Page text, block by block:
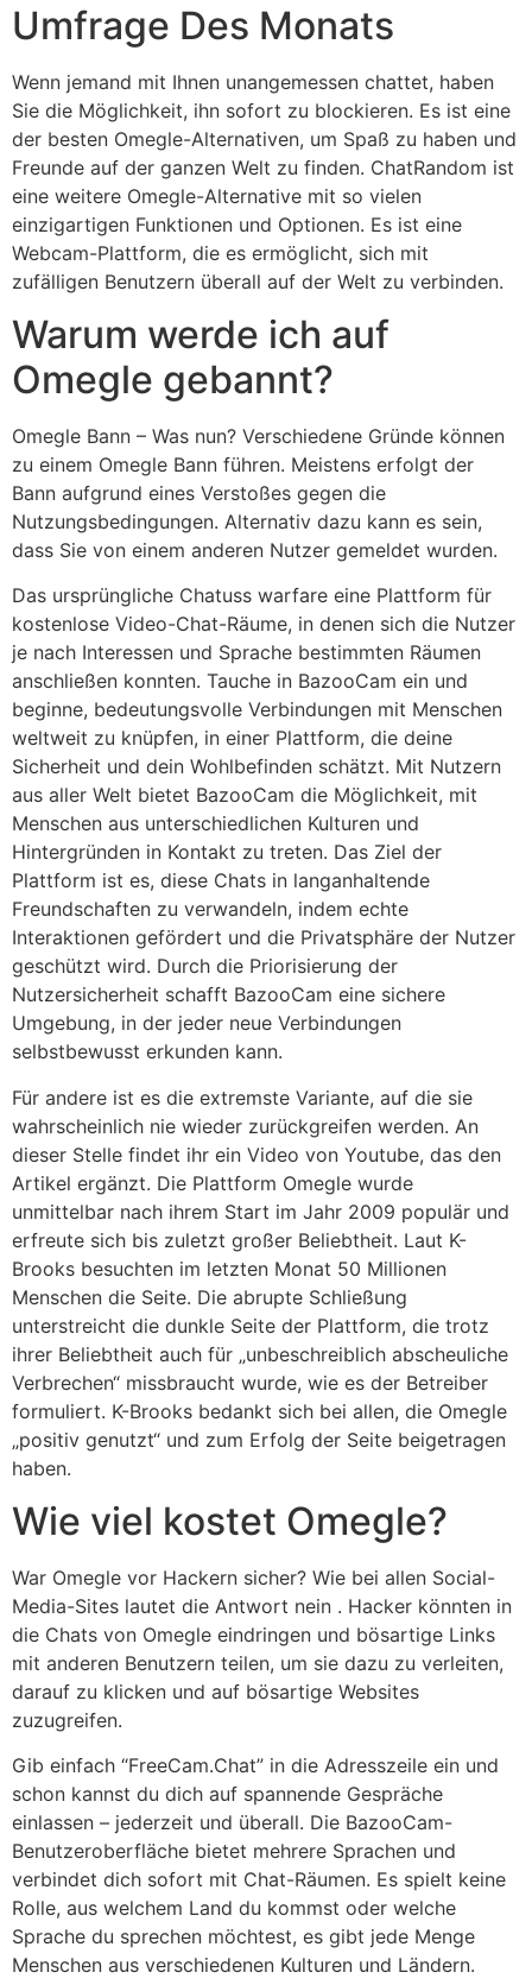
Umfrage Des Monats
Wenn jemand mit Ihnen unangemessen chattet, haben
Sie die Möglichkeit, ihn sofort zu blockieren. Es ist eine
der besten Omegle-Alternativen, um Spaß zu haben und
Freunde auf der ganzen Welt zu finden. ChatRandom ist
eine weitere Omegle-Alternative mit so vielen
einzigartigen Funktionen und Optionen. Es ist eine
Webcam-Plattform, die es ermöglicht, sich mit
zufälligen Benutzern überall auf der Welt zu verbinden.
Warum werde ich auf
Omegle gebannt?
Omegle Bann – Was nun? Verschiedene Gründe können
zu einem Omegle Bann führen. Meistens erfolgt der
Bann aufgrund eines Verstoßes gegen die
Nutzungsbedingungen. Alternativ dazu kann es sein,
dass Sie von einem anderen Nutzer gemeldet wurden.
Das ursprüngliche Chatuss warfare eine Plattform für
kostenlose Video-Chat-Räume, in denen sich die Nutzer
je nach Interessen und Sprache bestimmten Räumen
anschließen konnten. Tauche in BazooCam ein und
beginne, bedeutungsvolle Verbindungen mit Menschen
weltweit zu knüpfen, in einer Plattform, die deine
Sicherheit und dein Wohlbefinden schätzt. Mit Nutzern
aus aller Welt bietet BazooCam die Möglichkeit, mit
Menschen aus unterschiedlichen Kulturen und
Hintergründen in Kontakt zu treten. Das Ziel der
Plattform ist es, diese Chats in langanhaltende
Freundschaften zu verwandeln, indem echte
Interaktionen gefördert und die Privatsphäre der Nutzer
geschützt wird. Durch die Priorisierung der
Nutzersicherheit schafft BazooCam eine sichere
Umgebung, in der jeder neue Verbindungen
selbstbewusst erkunden kann.
Für andere ist es die extremste Variante, auf die sie
wahrscheinlich nie wieder zurückgreifen werden. An
dieser Stelle findet ihr ein Video von Youtube, das den
Artikel ergänzt. Die Plattform Omegle wurde
unmittelbar nach ihrem Start im Jahr 2009 populär und
erfreute sich bis zuletzt großer Beliebtheit. Laut K-
Brooks besuchten im letzten Monat 50 Millionen
Menschen die Seite. Die abrupte Schließung
unterstreicht die dunkle Seite der Plattform, die trotz
ihrer Beliebtheit auch für „unbeschreiblich abscheuliche
Verbrechen“ missbraucht wurde, wie es der Betreiber
formuliert. K-Brooks bedankt sich bei allen, die Omegle
„positiv genutzt“ und zum Erfolg der Seite beigetragen
haben.
Wie viel kostet Omegle?
War Omegle vor Hackern sicher? Wie bei allen Social-
Media-Sites lautet die Antwort nein . Hacker könnten in
die Chats von Omegle eindringen und bösartige Links
mit anderen Benutzern teilen, um sie dazu zu verleiten,
darauf zu klicken und auf bösartige Websites
zuzugreifen.
Gib einfach “FreeCam.Chat” in die Adresszeile ein und
schon kannst du dich auf spannende Gespräche
einlassen – jederzeit und überall. Die BazooCam-
Benutzeroberfläche bietet mehrere Sprachen und
verbindet dich sofort mit Chat-Räumen. Es spielt keine
Rolle, aus welchem Land du kommst oder welche
Sprache du sprechen möchtest, es gibt jede Menge
Menschen aus verschiedenen Kulturen und Ländern.